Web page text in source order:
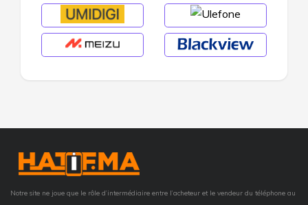
Notre site ne joue que le rôle d’intermédiaire entre l’acheteur et le vendeur du téléphone au